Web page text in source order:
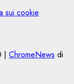
sui cookie
| ChromeNews di